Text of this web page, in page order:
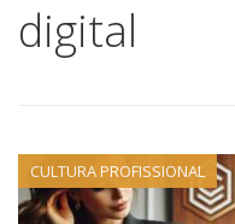
digital
CULTURA PROFISSIONAL